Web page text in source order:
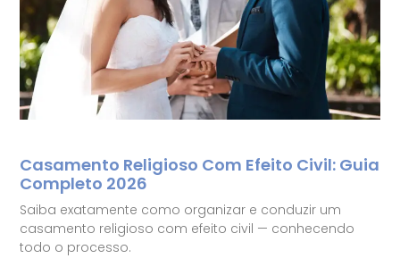
Casamento Religioso Com Efeito Civil: Guia
Completo 2026
Saiba exatamente como organizar e conduzir um
casamento religioso com efeito civil — conhecendo
todo o processo.